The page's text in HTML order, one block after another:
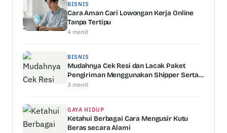
BISNIS
Cara Aman Cari Lowongan Kerja Online
Tanpa Tertipu
4 menit
BISNIS
Mudahnya Cek Resi dan Lacak Paket
Pengiriman Menggunakan Shipper Serta
Keunggulannya
3 menit
GAYA HIDUP
Ketahui Berbagai Cara Mengusir Kutu
Beras secara Alami